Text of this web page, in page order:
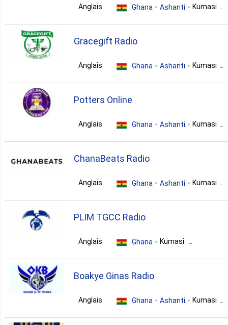
1. Islamic
1. Latin
1. Rap
Anglais Ghana Ashanti Kumasi
Gracegift Radio
Anglais Ghana Ashanti Kumasi
Potters Online
Anglais Ghana Ashanti Kumasi
ChanaBeats Radio
Anglais Ghana Ashanti Kumasi
PLIM TGCC Radio
Anglais Ghana Kumasi
Boakye Ginas Radio
Anglais Ghana Ashanti Kumasi